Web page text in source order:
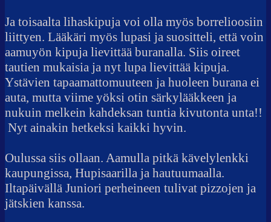
Ja toisaalta lihaskipuja voi olla myös borrelioosiin
liittyen. Lääkäri myös lupasi ja suositteli, että voin
aamuyön kipuja lievittää buranalla. Siis oireet
tautien mukaisia ja nyt lupa lievittää kipuja.
Ystävien tapaamattomuuteen ja huoleen burana ei
auta, mutta viime yöksi otin särkylääkkeen ja
nukuin melkein kahdeksan tuntia kivutonta unta!!
Nyt ainakin hetkeksi kaikki hyvin.
Oulussa siis ollaan. Aamulla pitkä kävelylenkki
kaupungissa, Hupisaarilla ja hautuumaalla.
Iltapäivällä Juniori perheineen tulivat pizzojen ja
jätskien kanssa.